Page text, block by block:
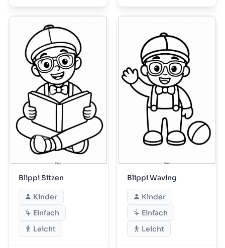
Blippi Sitzen
Kinder
Einfach
Leicht
Blippi Waving
Kinder
Einfach
Leicht